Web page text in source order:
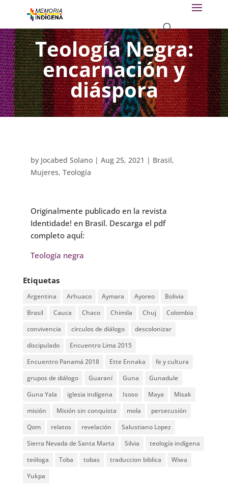
Teología Negra:
encarnación y
diáspora
by Jocabed Solano| Aug 25, 2021 | Brasil,
Mujeres, Teología
Originalmente publicado en la revista
Identidade! en Brasil. Descarga el pdf
completo aquÍ:
Teología negra
Etiquetas
Argentina Arhuaco Aymara Ayoreo
Bolivia
Brasil
Cauca Chaco Chimila Chuj
Colombia
convivencia
círculos de diálogo
descolonizar
discipulado
Encuentro Lima 2015
Encuentro Panamá 2018
Ette Ennaka
fe y cultura
grupos de diálogo
Guaraní Guna
Gunadule
Guna Yala
iglesia indígena Isoso Maya
Misak
misión
Misión sin conquista mola
persecusión
Qom
relatos revelación
Salustiano Lopez
Sierra Nevada de Santa Marta
Silvia
teología indígena
teóloga
Toba tobas traduccion biblica
Wiwa
Yukpa